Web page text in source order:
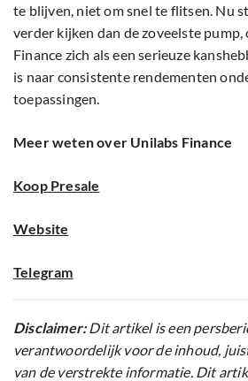
te blijven, niet om snel te flitsen. Nu
verder kijken dan de zoveelste
Finance zich als een serieuze
is naar consistente rendementen
toepassingen.
Meer weten over Unilabs Finance
Koop Presale
Website
Telegram
Disclaimer:Dit artikel is een
verantwoordelijk voor de inhoud,
van de verstrekte informatie. Dit